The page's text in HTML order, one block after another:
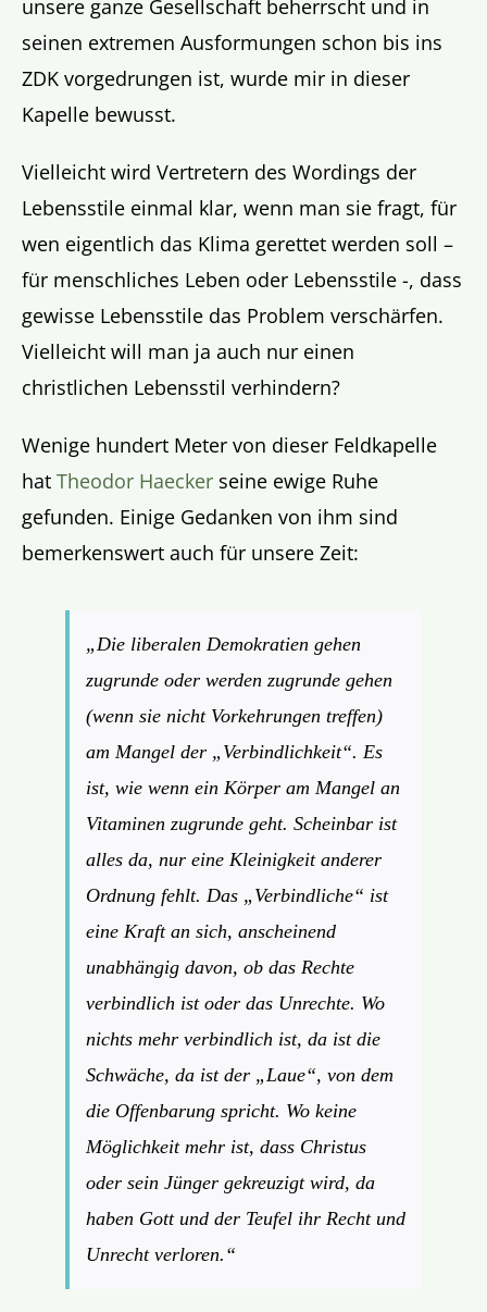
unsere ganze Gesellschaft beherrscht und in
seinen extremen Ausformungen schon bis ins
ZDK vorgedrungen ist, wurde mir in dieser
Kapelle bewusst.
Vielleicht wird Vertretern des Wordings der
Lebensstile einmal klar, wenn man sie fragt, für
wen eigentlich das Klima gerettet werden soll –
für menschliches Leben oder Lebensstile -, dass
gewisse Lebensstile das Problem verschärfen.
Vielleicht will man ja auch nur einen
christlichen Lebensstil verhindern?
Wenige hundert Meter von dieser Feldkapelle
hat Theodor Haecker seine ewige Ruhe
gefunden. Einige Gedanken von ihm sind
bemerkenswert auch für unsere Zeit:
„Die liberalen Demokratien gehen
zugrunde oder werden zugrunde gehen
(wenn sie nicht Vorkehrungen treffen)
am Mangel der „Verbindlichkeit“. Es
ist, wie wenn ein Körper am Mangel an
Vitaminen zugrunde geht. Scheinbar ist
alles da, nur eine Kleinigkeit anderer
Ordnung fehlt. Das „Verbindliche“ ist
eine Kraft an sich, anscheinend
unabhängig davon, ob das Rechte
verbindlich ist oder das Unrechte. Wo
nichts mehr verbindlich ist, da ist die
Schwäche, da ist der „Laue“, von dem
die Offenbarung spricht. Wo keine
Möglichkeit mehr ist, dass Christus
oder sein Jünger gekreuzigt wird, da
haben Gott und der Teufel ihr Recht und
Unrecht verloren.“